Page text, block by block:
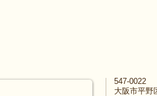
547-0022
大阪市平野